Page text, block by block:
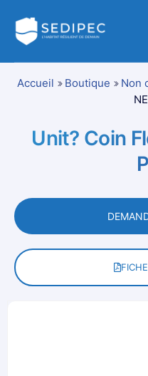
Accueil Boutique Non
Unit? Coin